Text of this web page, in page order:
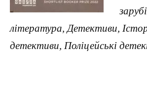
література, Детективи,
детективи, Поліцейські